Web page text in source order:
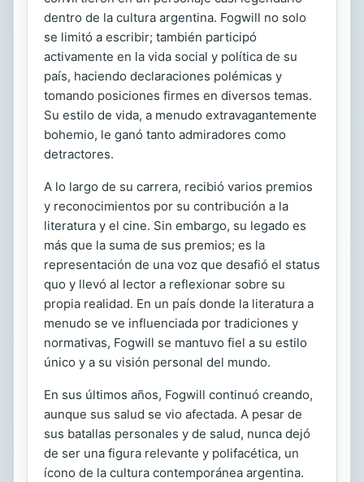
dentro de la cultura argentina. Fogwill no solo
se limitó a escribir; también participó
activamente en la vida social y política de su
país, haciendo declaraciones polémicas y
tomando posiciones firmes en diversos temas.
Su estilo de vida, a menudo extravagantemente
bohemio, le ganó tanto admiradores como
detractores.
A lo largo de su carrera, recibió varios premios
y reconocimientos por su contribución a la
literatura y el cine. Sin embargo, su legado es
más que la suma de sus premios; es la
representación de una voz que desafió el status
quo y llevó al lector a reflexionar sobre su
propia realidad. En un país donde la literatura a
menudo se ve influenciada por tradiciones y
normativas, Fogwill se mantuvo fiel a su estilo
único y a su visión personal del mundo.
En sus últimos años, Fogwill continuó creando,
aunque sus salud se vio afectada. A pesar de
sus batallas personales y de salud, nunca dejó
de ser una figura relevante y polifacética, un
ícono de la cultura contemporánea argentina.